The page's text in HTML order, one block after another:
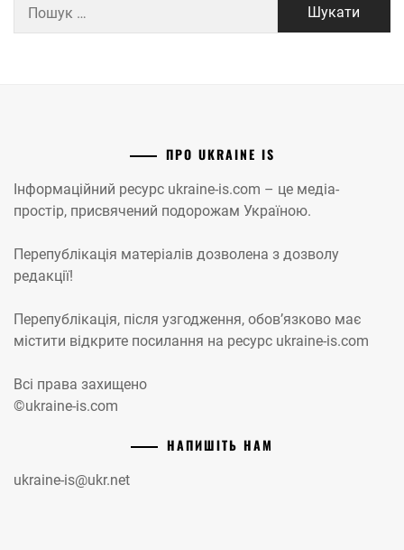
ПРО UKRAINE IS
Інформаційний ресурс ukraine-is.com – це медіа-
простір, присвячений подорожам Україною.
Перепублікація матеріалів дозволена з дозволу
редакції!
Перепублікація, після узгодження, обов’язково має
містити відкрите посилання на ресурс ukraine-is.com
Всі права захищено
©ukraine-is.com
НАПИШІТЬ НАМ
ukraine-is@ukr.net